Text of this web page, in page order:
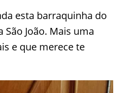
esta barraquinha do
João. Mais uma
e que merece te